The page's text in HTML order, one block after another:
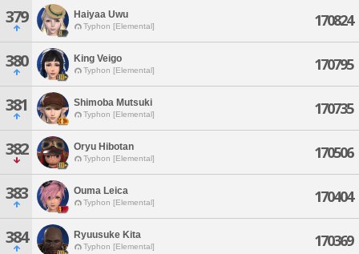
379 Haiyaa Uwu
Typhon [Elemental] 170824
380 King Veigo
Typhon [Elemental] 170795
381 Shimoba Mutsuki
Typhon [Elemental] 170735
382 Oryu Hibotan
Typhon [Elemental] 170506
383 Ouma Leica
Typhon [Elemental] 170404
384 Ryuusuke Kita
Typhon [Elemental] 170369